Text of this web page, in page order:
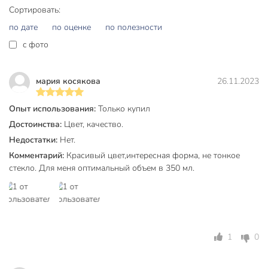
Цвет
Для кого
мальчик
любимый
Сортировать:
по дате
по оценке
по полезности
c фото
мария косякова 26.11.2023
Опыт использования: Только купил
Достоинства: Цвет, качество.
Недостатки: Нет.
Комментарий: Красивый цвет,интересная форма, не тонкое
стекло. Для меня оптимальный объем в 350 мл.
1 0